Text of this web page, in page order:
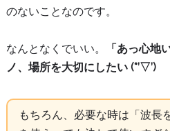
のないことなのです。
なんとなくでいい。
「あっ心地
ノ、場所を大切にしたい (*’▽’)
もちろん、必要な時は「波長